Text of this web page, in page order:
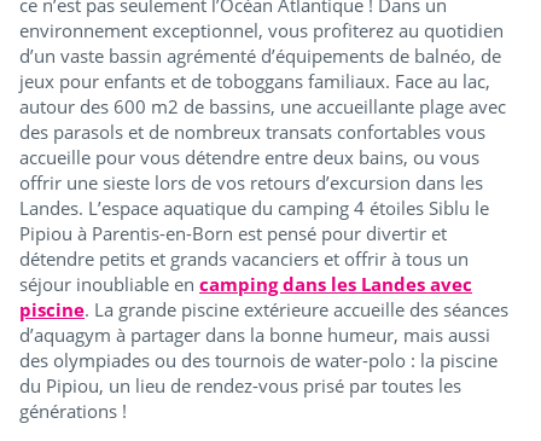
environnement exceptionnel, vous profiterez au quotidien
d’un vaste bassin agrémenté d’équipements de balnéo, de
jeux pour enfants et de toboggans familiaux. Face au lac,
autour des 600 m2 de bassins, une accueillante plage avec
des parasols et de nombreux transats confortables vous
accueille pour vous détendre entre deux bains, ou vous
offrir une sieste lors de vos retours d’excursion dans les
Landes. L’espace aquatique du camping 4 étoiles Siblu le
Pipiou à Parentis-en-Born est pensé pour divertir et
détendre petits et grands vacanciers et offrir à tous un
séjour inoubliable en camping dans les Landes avec
piscine. La grande piscine extérieure accueille des séances
d’aquagym à partager dans la bonne humeur, mais aussi
des olympiades ou des tournois de water-polo : la piscine
du Pipiou, un lieu de rendez-vous prisé par toutes les
générations !